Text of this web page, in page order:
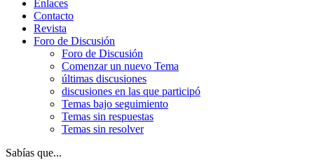
Enlaces
Contacto
Revista
Foro de Discusión
Foro de Discusión
Comenzar un nuevo Tema
últimas discusiones
discusiones en las que participó
Temas bajo seguimiento
Temas sin respuestas
Temas sin resolver
Sabías que...